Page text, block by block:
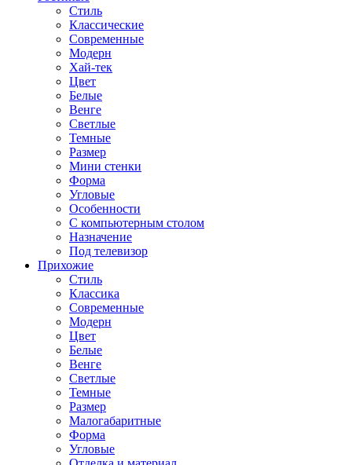
Стиль
Классические
Современные
Модерн
Хай-тек
Цвет
Белые
Венге
Светлые
Темные
Размер
Мини стенки
Форма
Угловые
Особенности
С компьютерным столом
Назначение
Под телевизор
Прихожие
Стиль
Классика
Современные
Модерн
Цвет
Белые
Венге
Светлые
Темные
Размер
Малогабаритные
Форма
Угловые